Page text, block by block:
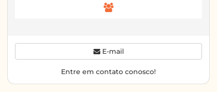
E-mail
Entre em contato conosco!